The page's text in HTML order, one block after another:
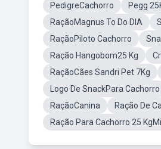
PedigreCachorro
Pegg
RaçãoMagnus To Do DIA
RaçãoPiloto Cachorro
Ração Hangobom25 Kg
RaçãoCães Sandri Pet 7Kg
Logo De SnackPara Cachorro
RaçãoCanina
Ração De
Ração Para Cachorro 25